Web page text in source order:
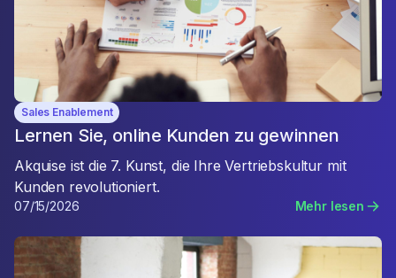
Sales Enablement
Lernen Sie, online Kunden zu gewinnen
Akquise ist die 7. Kunst, die Ihre Vertriebskultur mit
Kunden revolutioniert.
07/15/2026 Mehr lesen